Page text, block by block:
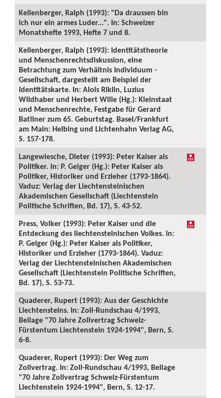
Kellenberger, Ralph (1993): "Da draussen bin
ich nur ein armes Luder...". In: Schweizer
Monatshefte 1993, Hefte 7 und 8.
Kellenberger, Ralph (1993): Identitätstheorie
und Menschenrechtsdiskussion, eine
Betrachtung zum Verhältnis Individuum -
Gesellschaft, dargestellt am Beispiel der
Identitätskarte. In: Alois Riklin, Luzius
Wildhaber und Herbert Wille (Hg.): Kleinstaat
und Menschenrechte, Festgabe für Gerard
Batliner zum 65. Geburtstag. Basel/Frankfurt
am Main: Helbing und Lichtenhahn Verlag AG,
S. 157-178.
Langewiesche, Dieter (1993): Peter Kaiser als
Politiker. In: P. Geiger (Hg.): Peter Kaiser als
Politiker, Historiker und Erzieher (1793-1864).
Vaduz: Verlag der Liechtensteinischen
Akademischen Gesellschaft (Liechtenstein
Politische Schriften, Bd. 17), S. 43-52.
Press, Volker (1993): Peter Kaiser und die
Entdeckung des liechtensteinischen Volkes. In:
P. Geiger (Hg.): Peter Kaiser als Politiker,
Historiker und Erzieher (1793-1864). Vaduz:
Verlag der Liechtensteinischen Akademischen
Gesellschaft (Liechtenstein Politische Schriften,
Bd. 17), S. 53-73.
Quaderer, Rupert (1993): Aus der Geschichte
Liechtensteins. In: Zoll-Rundschau 4/1993,
Beilage "70 Jahre Zollvertrag Schweiz-
Fürstentum Liechtenstein 1924-1994", Bern, S.
6-8.
Quaderer, Rupert (1993): Der Weg zum
Zollvertrag. In: Zoll-Rundschau 4/1993, Beilage
"70 Jahre Zollvertrag Schweiz-Fürstentum
Liechtenstein 1924-1994", Bern, S. 12-17.